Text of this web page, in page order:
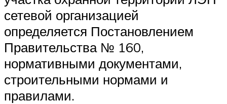
сетевой организацией
определяется Постановлением
Правительства № 160,
нормативными документами,
строительными нормами и
правилами.